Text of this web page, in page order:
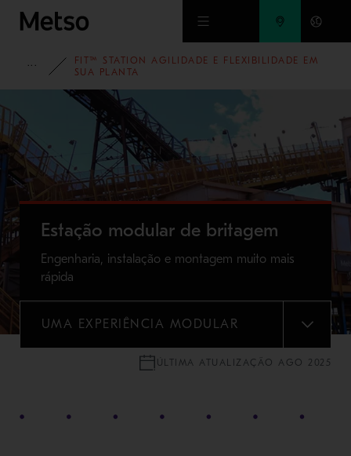
Ir para o conteúdo principal
CAMPANHAS
FIT™ STATION AGILIDADE E FLEXIBILIDADE EM
SUA PLANTA
Estação modular de britagem
Engenharia, instalação e montagem muito mais
rápida
UMA EXPERIÊNCIA MODULAR
MENU
ÚLTIMA ATUALIZAÇÃO AGO 2025